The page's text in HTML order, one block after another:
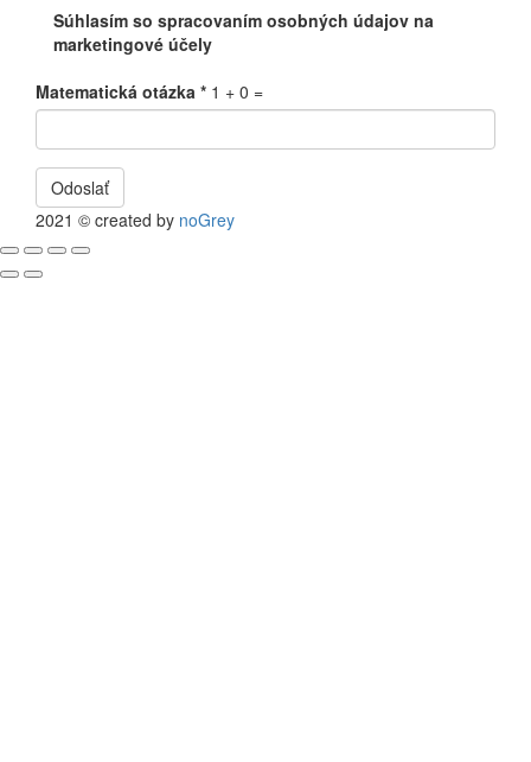
Súhlasím so spracovaním osobných údajov na
marketingové účely
Matematická otázka * 1 + 0 =
Odoslať
2021 © created by noGrey